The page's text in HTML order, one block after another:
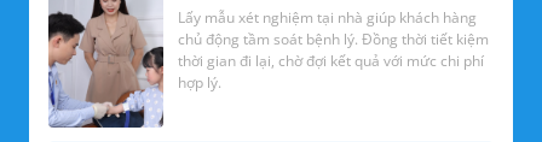
Lấy mẫu xét nghiệm tại nhà giúp khách hàng
chủ động tầm soát bệnh lý. Đồng thời tiết kiệm
thời gian đi lại, chờ đợi kết quả với mức chi phí
hợp lý.